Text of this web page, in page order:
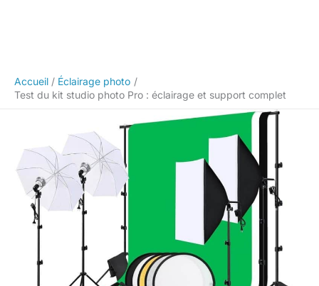
Accueil
Éclairage photo
Test du kit studio photo Pro : éclairage et support complet